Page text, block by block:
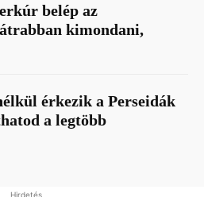
belép az
kimondani,
érkezik a Perseidák
a legtöbb
Hirdetés